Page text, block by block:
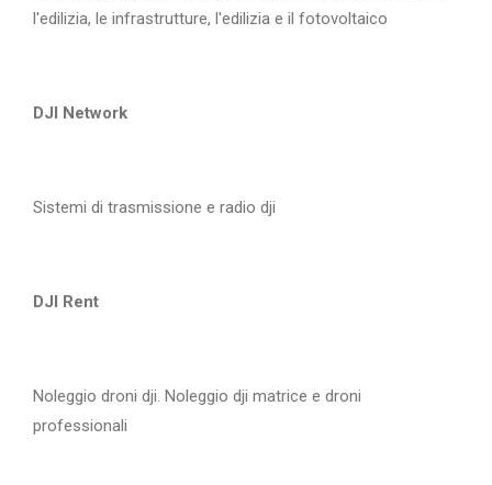
l'edilizia, le infrastrutture, l'edilizia e il fotovoltaico
DJI Network
Sistemi di trasmissione e radio dji
DJI Rent
Noleggio droni dji. Noleggio dji matrice e droni
professionali